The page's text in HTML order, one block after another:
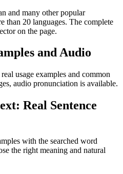
and many other popular
than 20 languages. The complete
on the page.
and Audio
usage examples and common
audio pronunciation is available.
Real Sentence
with the searched word
the right meaning and natural